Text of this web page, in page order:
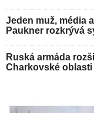
Jeden muž, média
Paukner rozkrývá
Ruská armáda
Charkovské oblasti